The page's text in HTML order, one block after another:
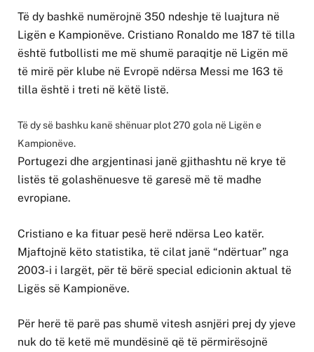
Të dy bashkë numërojnë 350 ndeshje të luajtura në
Ligën e Kampionëve. Cristiano Ronaldo me 187 të tilla
është futbollisti me më shumë paraqitje në Ligën më
të mirë për klube në Evropë ndërsa Messi me 163 të
tilla është i treti në këtë listë.
Të dy së bashku kanë shënuar plot 270 gola në Ligën e
Kampionëve.
Portugezi dhe argjentinasi janë gjithashtu në krye të
listës të golashënuesve të garesë më të madhe
evropiane.
Cristiano e ka fituar pesë herë ndërsa Leo katër.
Mjaftojnë këto statistika, të cilat janë “ndërtuar” nga
2003-i i largët, për të bërë special edicionin aktual të
Ligës së Kampionëve.
Për herë të parë pas shumë vitesh asnjëri prej dy yjeve
nuk do të ketë më mundësinë që të përmirësojnë